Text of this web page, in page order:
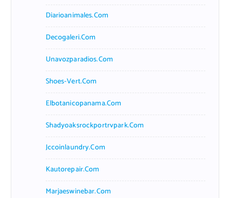
Diarioanimales.com
Decogaleri.com
Unavozparadios.com
Shoes-Vert.com
Elbotanicopanama.com
Shadyoaksrockportrvpark.com
Jccoinlaundry.com
Kautorepair.com
Marjaeswinebar.com